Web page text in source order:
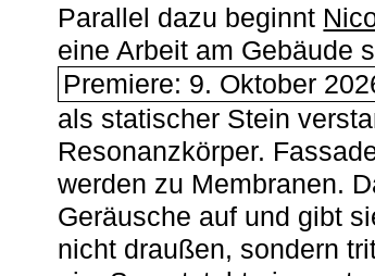
Parallel dazu beginnt
eine Arbeit am Gebäude
Premiere: 9. Oktober
als statischer Stein
Resonanzkörper.
werden zu Membranen.
Geräusche auf und gibt
nicht draußen, sondern